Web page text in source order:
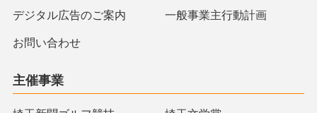
デジタル広告のご案内 一般事業主行動計画
お問い合わせ
主催事業